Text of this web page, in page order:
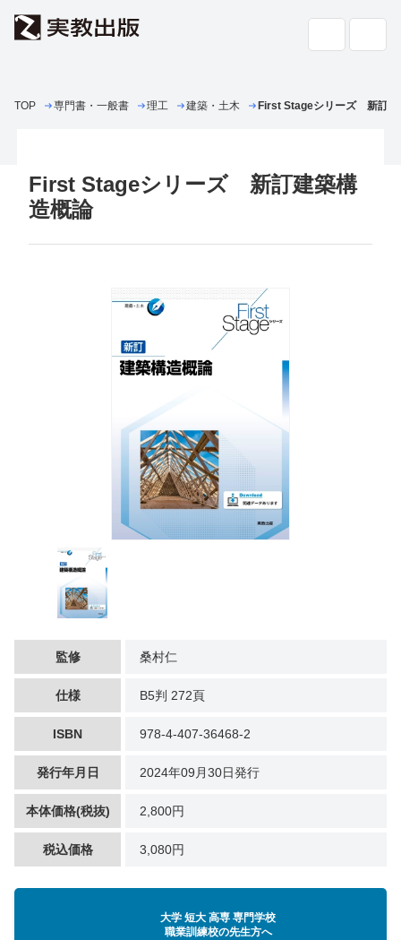
検索
高校教科書・副教材
会社案内
よくあるご質問・お問い合わせ
個人情報・特定個人情報の取り扱い
教科書採択の公正確保に関する基本方針
TOP 専門書・一般書 理工 建築・土木 First Stageシリーズ 新訂建
First Stageシリーズ 新訂建築構
造概論
監修 桑村仁
仕様 B5判 272頁
ISBN 978-4-407-36468-2
発行年月日 2024年09月30日発行
本体価格(税抜) 2,800円
税込価格 3,080円
大学 短大 高専 専門学校
職業訓練校の先生方へ